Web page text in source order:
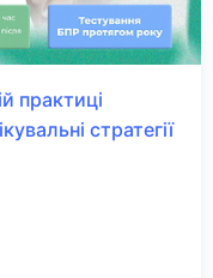
практиці
стратегії